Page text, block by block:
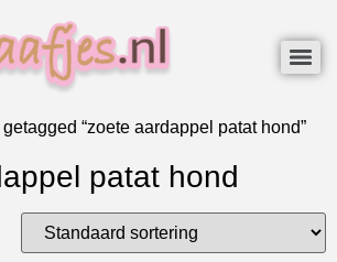
“zoete aardappel patat hond”
patat hond